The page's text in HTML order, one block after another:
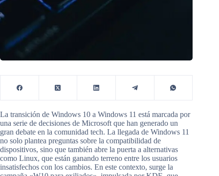
La transición de Windows 10 a Windows 11 está marcada por
una serie de decisiones de Microsoft que han generado un
gran debate en la comunidad tech. La llegada de Windows 11
no solo plantea preguntas sobre la compatibilidad de
dispositivos, sino que también abre la puerta a alternativas
como Linux, que están ganando terreno entre los usuarios
insatisfechos con los cambios. En este contexto, surge la